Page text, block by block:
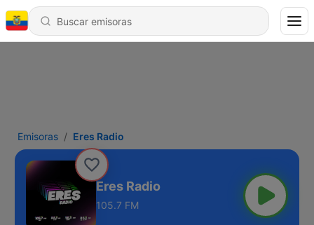
Emisoras Eres Radio
Eres Radio
105.7 FM